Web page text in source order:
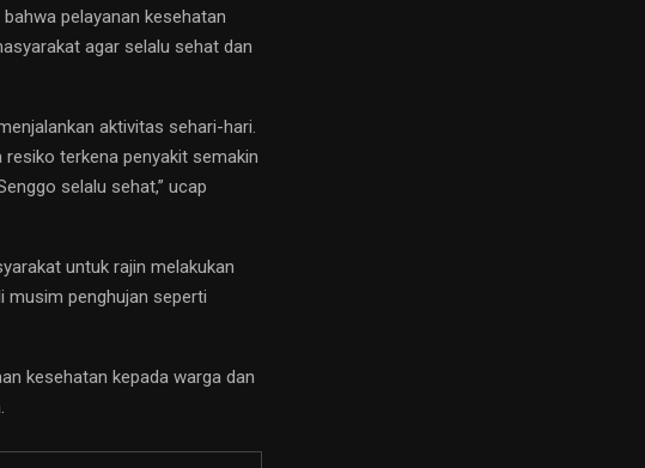
pelayanan kesehatan
agar selalu sehat dan
aktivitas sehari-hari.
terkena penyakit semakin
selalu sehat,” ucap
untuk rajin melakukan
musim penghujan seperti
kesehatan kepada warga dan